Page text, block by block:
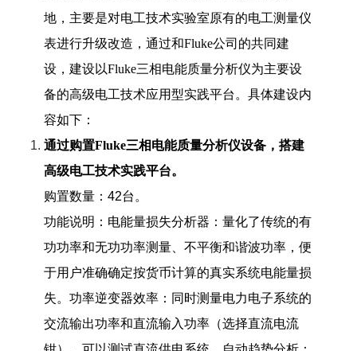
地，主要是对电工技术实验室原有的电工测量仪
表进行升级改造，通过和Fluke公司的共同建
设，建设以Fluke三相电能质量分析仪为主要设
备的高级电工技术应用型实践平台。具体建设内
容如下：
通过购置Fluke三相电能质量分析仪设备，搭建
高级电工技术实践平台。
购置数量：42台。
功能说明：电能量损失分析器：量化了传统的有
功功率和无功功率测量、不平衡和谐波功率，便
于用户准确确定按货币计算的真实系统电能量损
失。功率逆变器效率：同时测量电力电子系统的
交流输出功率和直流输入功率（选择直流电流